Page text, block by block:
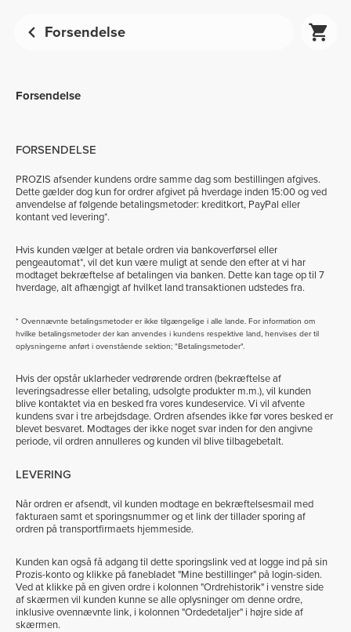
Forsendelse
Forsendelse
FORSENDELSE
PROZIS afsender kundens ordre samme dag som bestillingen afgives.
Dette gælder dog kun for ordrer afgivet på hverdage inden15:00og ved
anvendelse af ​​følgende betalingsmetoder: kreditkort, PayPal eller
kontant ved levering*.
Hvis kunden vælger at betale ordren via bankoverførsel eller
pengeautomat*, vil det kun være muligt at sende den efter at vi har
modtaget bekræftelse af betalingen via banken. Dette kan tage op til 7
hverdage, alt afhængigt af hvilket land transaktionen udstedes fra.
* Ovennævnte betalingsmetoder er ikke tilgængelige i alle lande. For information om
hvilke betalingsmetoder der kan anvendes i kundens respektive land, henvises der til
oplysningerne anført i ovenstående sektion; "Betalingsmetoder".
Hvis der opstår uklarheder vedrørende ordren (bekræftelse af
leveringsadresse eller betaling, udsolgte produkter m.m.), vil kunden
blive kontaktet via en besked fra vores kundeservice. Vi vil afvente
kundens svar i tre arbejdsdage. Ordren afsendes ikke før vores besked er
blevet besvaret. Modtages der ikke noget svar inden for den angivne
periode, vil ordren annulleres og kunden vil blive tilbagebetalt.
LEVERING
Når ordren er afsendt, vil kunden modtage en bekræftelsesmail med
fakturaen samt et sporingsnummer og et link der tillader sporing af
ordren på transportfirmaets hjemmeside.
Kunden kan også få adgang til dette sporingslink ved at logge ind på sin
Prozis-konto og klikke på fanebladet "Mine bestillinger" på login-siden.
Ved at klikke på en given ordre i kolonnen "Ordrehistorik" i venstre side
af skærmen vil kunden kunne se alle oplysninger om denne ordre,
inklusive ovennævnte link, i kolonnen "Ordedetaljer" i højre side af
skærmen.